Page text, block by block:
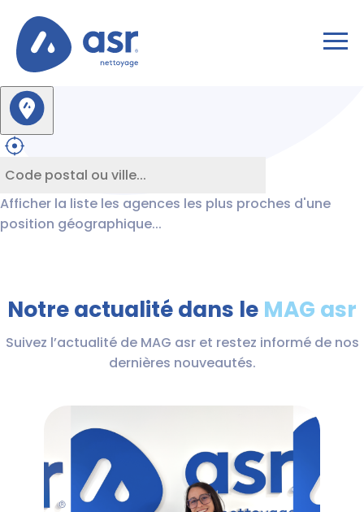
Afficher la liste les agences les plus proches d'une
position géographique...
Notre actualité dans le MAG asr
Suivez l’actualité de MAG asr et restez informé de nos
dernières nouveautés.